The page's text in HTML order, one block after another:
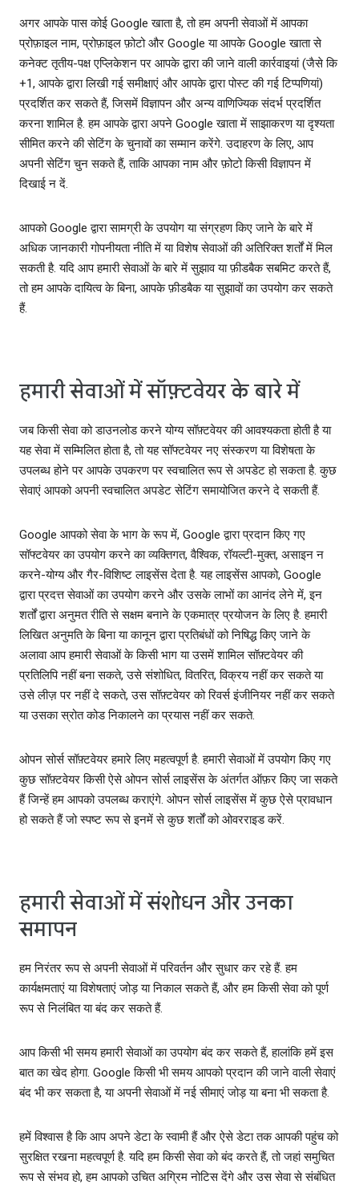
अगर आपके पास कोई Google खाता है, तो हम अपनी सेवाओं में आपका
प्रोफ़ाइल नाम, प्रोफ़ाइल फ़ोटो और Google या आपके Google खाता से
कनेक्ट तृतीय-पक्ष एप्लिकेशन पर आपके द्वारा की जाने वाली कार्रवाइयां (जैसे कि
+1, आपके द्वारा लिखी गई समीक्षाएं और आपके द्वारा पोस्ट की गई टिप्पणियां)
प्रदर्शित कर सकते हैं, जिसमें विज्ञापन और अन्य वाणिज्यिक संदर्भ प्रदर्शित
करना शामिल है. हम आपके द्वारा अपने Google खाता में साझाकरण या दृश्यता
सीमित करने की सेटिंग के चुनावों का सम्मान करेंगे. उदाहरण के लिए, आप
अपनी सेटिंग चुन सकते हैं, ताकि आपका नाम और फ़ोटो किसी विज्ञापन में
दिखाई न दें.
आपको Google द्वारा सामग्री के उपयोग या संग्रहण किए जाने के बारे में
अधिक जानकारी गोपनीयता नीति में या विशेष सेवाओं की अतिरिक्‍त शर्तों में मिल
सकती है. यदि आप हमारी सेवाओं के बारे में सुझाव या फ़ीडबैक सबमिट करते हैं,
तो हम आपके दायित्व के बिना, आपके फ़ीडबैक या सुझावों का उपयोग कर सकते
हैं.
हमारी सेवाओं में सॉफ़्टवेयर के बारे में
जब किसी सेवा को डाउनलोड करने योग्य सॉफ़्टवेयर की आवश्यकता होती है या
यह सेवा में सम्मिलित होता है, तो यह सॉफ्टवेयर नए संस्करण या विशेषता के
उपलब्ध होने पर आपके उपकरण पर स्वचालित रूप से अपडेट हो सकता है. कुछ
सेवाएं आपको अपनी स्‍वचालित अपडेट सेटिंग समायोजित करने दे सकती हैं.
Google आपको सेवा के भाग के रूप में, Google द्वारा प्रदान किए गए
सॉफ्टवेयर का उपयोग करने का व्‍यक्तिगत, वैश्विक, रॉयल्‍टी-मुक्त, असाइन न
करने-योग्‍य और गैर-विशिष्ट लाइसेंस देता है. यह लाइसेंस आपको, Google
द्वारा प्रदत्त सेवाओं का उपयोग करने और उसके लाभों का आनंद लेने में, इन
शर्तों द्वारा अनुम‍त रीति से सक्षम बनाने के एकमात्र प्रयोजन के लिए है. हमारी
लिखित अनुमति के बिना या कानून द्वारा प्रतिबंधों को निषिद्ध किए जाने के
अलावा आप हमारी सेवाओं के किसी भाग या उसमें शामिल सॉफ़्टवेयर की
प्रतिलिपि नहीं बना सकते, उसे संशोधित, वितरित, विक्रय नहीं कर सकते या
उसे लीज़ पर नहीं दे सकते, उस सॉफ़्टवेयर को रिवर्स इंजीनियर नहीं कर सकते
या उसका स्रोत कोड निकालने का प्रयास नहीं कर सकते.
ओपन सोर्स सॉफ़्टवेयर हमारे लिए महत्‍वपूर्ण है. हमारी सेवाओं में उपयोग किए गए
कुछ सॉफ़्टवेयर किसी ऐसे ओपन सोर्स लाइसेंस के अंतर्गत ऑफ़र किए जा सकते
हैं जिन्‍हें हम आपको उपलब्‍ध कराएंगे. ओपन सोर्स लाइसेंस में कुछ ऐसे प्रावधान
हो सकते हैं जो स्‍पष्ट रूप से इनमें से कुछ शर्तों को ओवरराइड करें.
हमारी सेवाओं में संशोधन और उनका
समापन
हम निरंतर रूप से अपनी सेवाओं में परिवर्तन और सुधार कर रहे हैं. हम
कार्यक्षमताएं या विशेषताएं जोड़ या निकाल सकते हैं, और हम किसी सेवा को पूर्ण
रूप से निलंबित या बंद कर सकते हैं.
आप किसी भी समय हमारी सेवाओं का उपयोग बंद कर सकते हैं, हालांकि हमें इस
बात का खेद होगा. Google किसी भी समय आपको प्रदान की जाने वाली सेवाएं
बंद भी कर सकता है, या अपनी सेवाओं में नई सीमाएं जोड़ या बना भी सकता है.
हमें विश्वास है कि आप अपने डेटा के स्‍वामी हैं और ऐसे डेटा तक आपकी पहुंच को
सुरक्षित रखना महत्‍वपूर्ण है. यदि हम किसी सेवा को बंद करते हैं, तो जहां समुचित
रूप से संभव हो, हम आपको उचित अग्रिम नोटिस देंगे और उस सेवा से संबंधित